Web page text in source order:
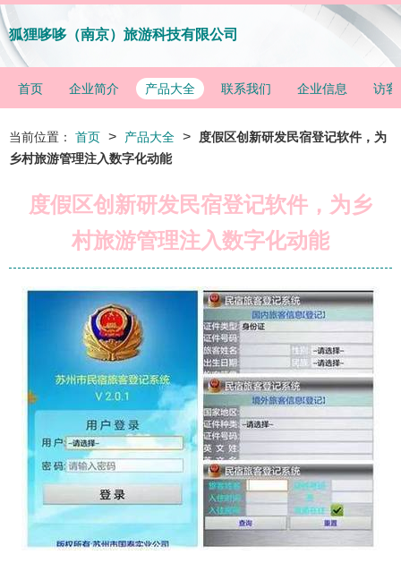
狐狸哆哆（南京）旅游科技有限公司
首页 企业简介 产品大全 联系我们 企业信息 访客
当前位置： 首页 > 产品大全 >
度假区创新研发民宿登记软件，为
乡村旅游管理注入数字化动能
度假区创新研发民宿登记软件，为乡
村旅游管理注入数字化动能